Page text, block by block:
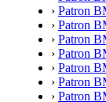
› Patron
› Patron
› Patron
› Patron
› Patron
› Patron
› Patron